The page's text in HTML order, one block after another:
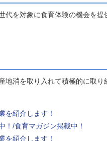
代を対象に食育体験の機会を
地消を取り入れて積極的に取
を紹介します！
！/食育マガジン掲載中！
を紹介します！